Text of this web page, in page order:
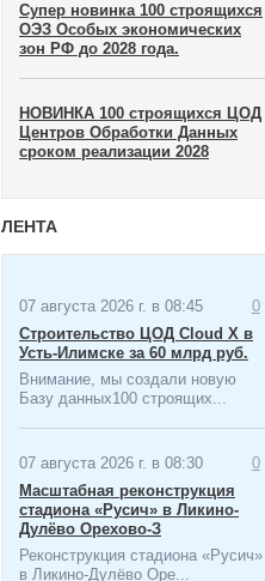
Супер новинка 100 строящихся
ОЭЗ Особых экономических
зон​ РФ до 2028 года.
НОВИНКА 100 строящихся ЦОД
Центров Обработки Данных
сроком реализации 2028
ЛЕНТА
07 августа 2026 г. в 08:45
0
Строительство ЦОД Cloud X в
Усть-Илимске за 60 млрд руб.
Внимание, мы создали новую
Базу данных100 строящих...
07 августа 2026 г. в 08:30
0
Масштабная ​реконструкция
стадиона «Русич» в Ликино-
Дулёво Орехово-З
Реконструкция стадиона «Русич»
в Ликино-Дулёво Оре...